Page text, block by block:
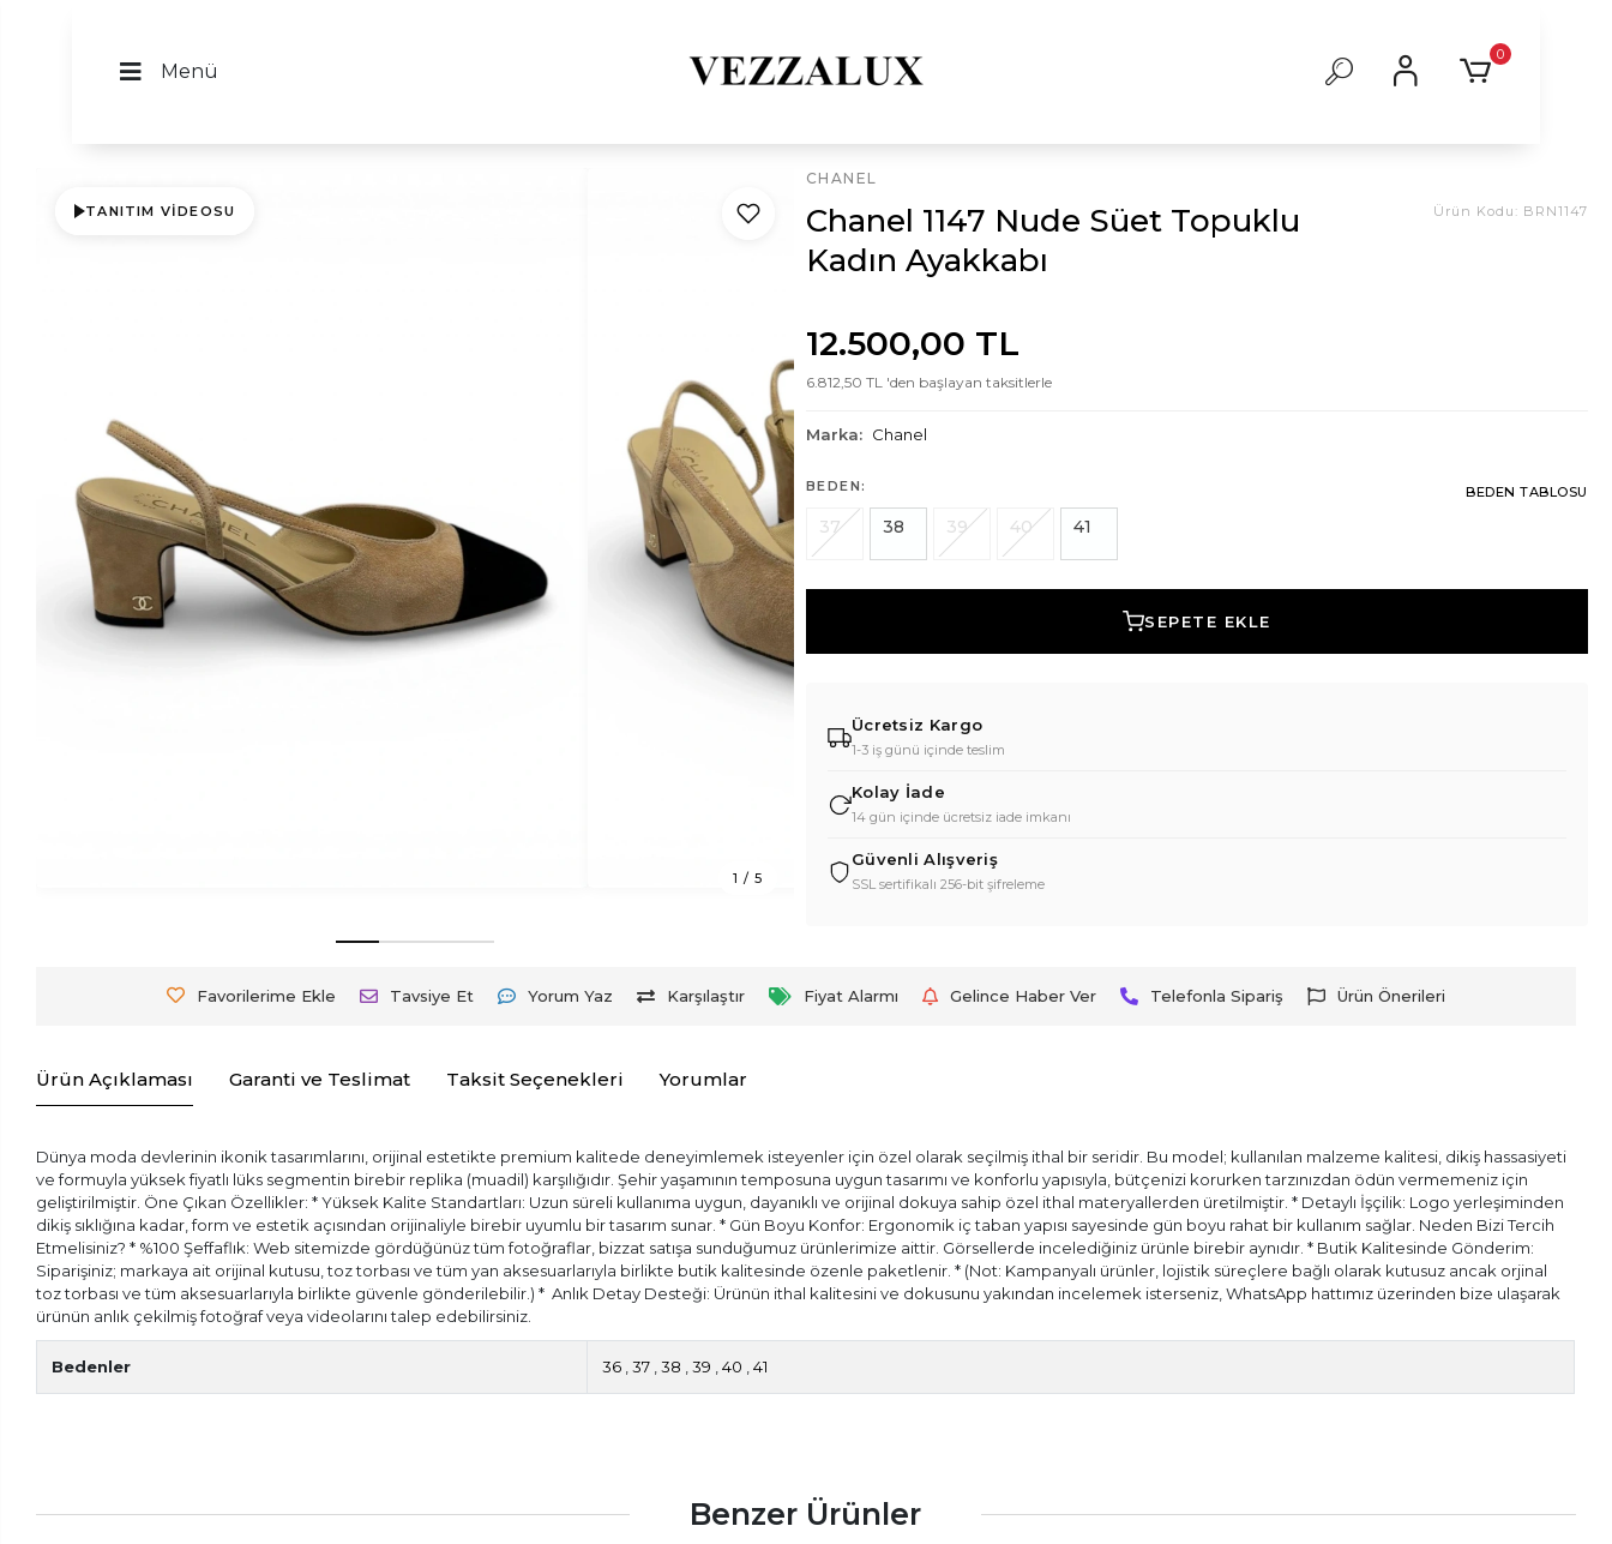
Menü
0
TANITIM VIDEOSU
1 / 5
CHANEL
Chanel 1147 Nude Süet Topuklu
Kadın Ayakkabı
Ürün Kodu: BRN1147
12.500,00 TL
6.812,50 TL 'den başlayan taksitlerle
Marka: Chanel
BEDEN: BEDEN TABLOSU
37 38 39 40 41
SEPETE EKLE
Ücretsiz Kargo
1-3 iş günü içinde teslim
Kolay İade
14 gün içinde ücretsiz iade imkanı
Güvenli Alışveriş
SSL sertifikalı 256-bit şifreleme
Favorilerime Ekle Tavsiye Et Yorum Yaz Karşılaştır Fiyat Alarmı Gelince Haber Ver Telefonla Sipariş Ürün Önerileri
Ürün Açıklaması Garanti ve Teslimat Taksit Seçenekleri Yorumlar
Dünya moda devlerinin ikonik tasarımlarını, orijinal estetikte premium kalitede deneyimlemek isteyenler için özel olarak seçilmiş ithal bir seridir. Bu model; kullanılan malzeme kalitesi, dikiş hassasiyeti
ve formuyla yüksek fiyatlı lüks segmentin birebir replika (muadil) karşılığıdır. Şehir yaşamının temposuna uygun tasarımı ve konforlu yapısıyla, bütçenizi korurken tarzınızdan ödün vermemeniz için
geliştirilmiştir. Öne Çıkan Özellikler: * Yüksek Kalite Standartları: Uzun süreli kullanıma uygun, dayanıklı ve orijinal dokuya sahip özel ithal materyallerden üretilmiştir. * Detaylı İşçilik: Logo yerleşiminden
dikiş sıklığına kadar, form ve estetik açısından orijinaliyle birebir uyumlu bir tasarım sunar. * Gün Boyu Konfor: Ergonomik iç taban yapısı sayesinde gün boyu rahat bir kullanım sağlar. Neden Bizi Tercih
Etmelisiniz? * %100 Şeffaflık: Web sitemizde gördüğünüz tüm fotoğraflar, bizzat satışa sunduğumuz ürünlerimize aittir. Görsellerde incelediğiniz ürünle birebir aynıdır. * Butik Kalitesinde Gönderim:
Siparişiniz; markaya ait orijinal kutusu, toz torbası ve tüm yan aksesuarlarıyla birlikte butik kalitesinde özenle paketlenir. * (Not: Kampanyalı ürünler, lojistik süreçlere bağlı olarak kutusuz ancak orjinal
toz torbası ve tüm aksesuarlarıyla birlikte güvenle gönderilebilir.) * ⁠ Anlık Detay Desteği: Ürünün ithal kalitesini ve dokusunu yakından incelemek isterseniz, WhatsApp hattımız üzerinden bize ulaşarak
ürünün anlık çekilmiş fotoğraf veya videolarını talep edebilirsiniz.
Bedenler 36 ,37 ,38 ,39 ,40 ,41
Benzer Ürünler